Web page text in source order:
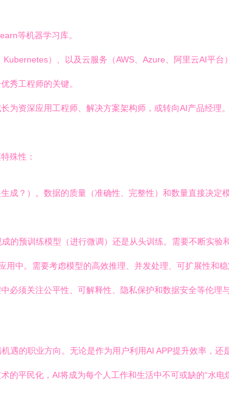
等机器学习库。
）、以及云服务（AWS、Azure、阿里云AI平台
秀工程师的关键。
为资深应用工程师、解决方案架构师，或转向AI产品经理。
殊性：
成？）。数据的质量（准确性、完整性）和数量直接决定
的预训练模型（进行微调）还是从头训练。需要不断实验
中。需要考虑模型的高效推理、并发处理、可扩展性和稳
必须关注公平性、可解释性、隐私保护和数据安全等伦理
遇的职业方向。无论是作为用户利用AI APP提升效率，
平民化，AI将成为每个人工作和生活中不可或缺的“水电煤